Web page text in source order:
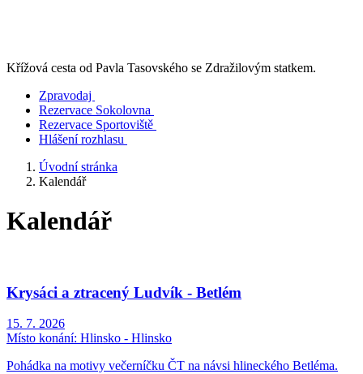
Křížová cesta od Pavla Tasovského se Zdražilovým statkem.
Zpravodaj
Rezervace Sokolovna
Rezervace Sportoviště
Hlášení rozhlasu
Úvodní stránka
Kalendář
Kalendář
Krysáci a ztracený Ludvík - Betlém
15. 7. 2026
Místo konání: Hlinsko - Hlinsko
Pohádka na motivy večerníčku ČT na návsi hlineckého Betléma.